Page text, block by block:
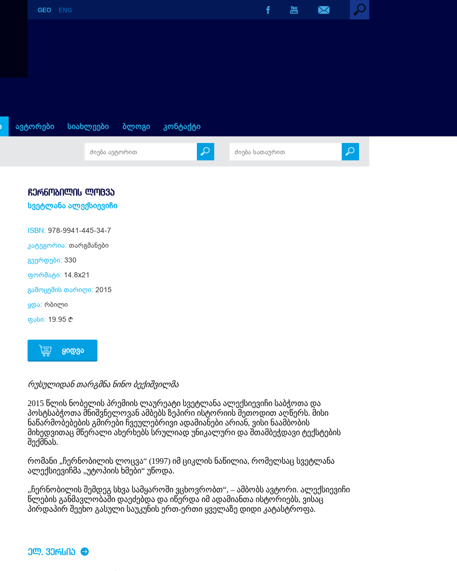
GEO ENG
ავტორები სიახლეები ბლოგი კონტაქტი
ᲩᲔᲠᲜᲝᲑᲘᲚᲘᲡ ᲚᲝᲪᲕᲐ
სვეტლანა ალექსიევიჩი
ISBN: 978-9941-445-34-7
კატეგორია: თარგმანები
გვერდები: 330
ფორმატი: 14.8x21
გამოცემის თარიღი: 2015
ყდა: რბილი
ფასი: 19.95
ᲧᲘᲓᲕᲐ
რუსულიდან თარგმნა ნინო ბექიშვილმა
2015 წლის ნობელის პრემიის ლაურეატი სვეტლანა ალექსიევიჩი საბჭოთა და
პოსტსაბჭოთა მნიშვნელოვან ამბებს ზეპირი ისტორიის მეთოდით აღწერს. მისი
ნაწარმობებების გმირები ჩვეულებრივი ადამიანები არიან, ვისი ნაამბობის
მიხედვითაც მწერალი ახერხებს სრულიად უნიკალური და შთამბეჭდავი ტექსტების
შექმნას.
რომანი „ჩერნობილის ლოცვა“ (1997) იმ ციკლის ნაწილია, რომელსაც სვეტლანა
ალექსიევიჩმა „უტოპიის ხმები“ უწოდა.
„ჩერნობილის შემდეგ სხვა სამყაროში ვცხოვრობთ“, – ამბობს ავტორი. ალექსიევიჩი
წლების განმავლობაში დაეძებდა და იწერდა იმ ადამიანთა ისტორიებს, ვისაც
პირდაპირ შეეხო გასული საუკუნის ერთ-ერთი ყველაზე დიდი კატასტროფა.
ᲔᲚ. ᲕᲔᲠᲡᲘᲐ